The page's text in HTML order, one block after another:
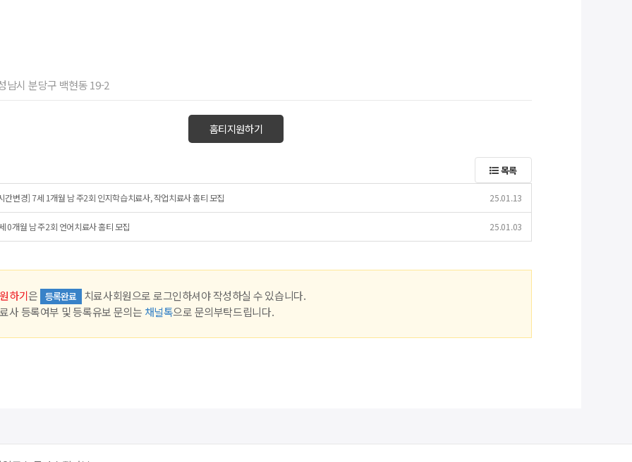
남시 분당구 백현동 19-2
홈티지원하기
목록
간변경] 7세 1개월 남 주2회 인지학습치료사, 작업치료사 홈티 모집 25.01.13
0개월 남 주2회 언어치료사 홈티 모집 25.01.03
하기은 등록완료
치료사회원으로 로그인하셔야 작성하실 수 있습니다.
사 등록여부 및 등록유보 문의는 채널톡으로 문의부탁드립니다.